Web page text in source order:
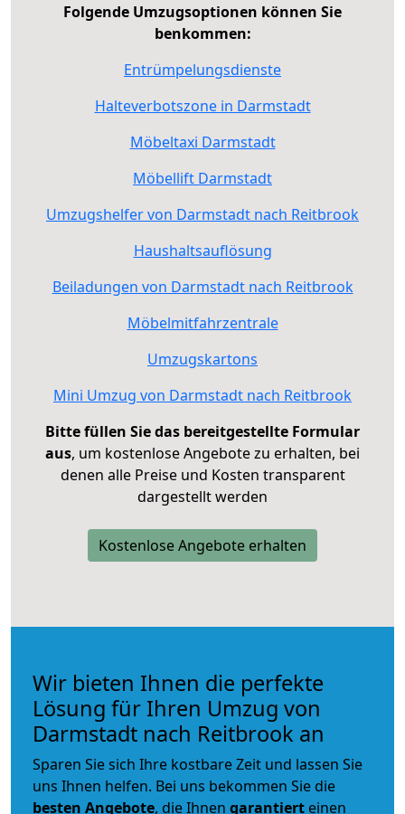
Folgende Umzugsoptionen können Sie
benkommen:
Entrümpelungsdienste
Halteverbotszone in Darmstadt
Möbeltaxi Darmstadt
Möbellift Darmstadt
Umzugshelfer von Darmstadt nach Reitbrook
Haushaltsauflösung
Beiladungen von Darmstadt nach Reitbrook
Möbelmitfahrzentrale
Umzugskartons
Mini Umzug von Darmstadt nach Reitbrook
Bitte füllen Sie das bereitgestellte Formular
aus, um kostenlose Angebote zu erhalten, bei
denen alle Preise und Kosten transparent
dargestellt werden
Kostenlose Angebote erhalten
Wir bieten Ihnen die perfekte
Lösung für Ihren Umzug von
Darmstadt nach Reitbrook an
Sparen Sie sich Ihre kostbare Zeit und lassen Sie
uns Ihnen helfen. Bei uns bekommen Sie die
besten Angebote, die Ihnen garantiert einen